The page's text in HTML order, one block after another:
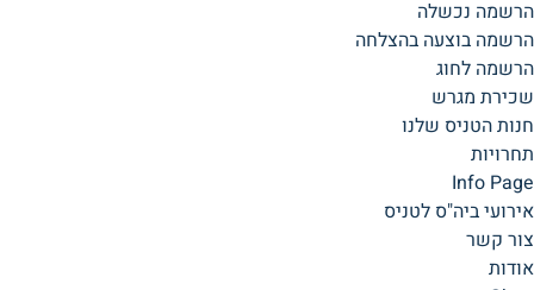
הרשמה נכשלה
הרשמה בוצעה בהצלחה
הרשמה לחוג
שכירת מגרש
חנות הטניס שלנו
תחרויות
Info Page
אירועי ביה"ס לטניס
צור קשר
אודות